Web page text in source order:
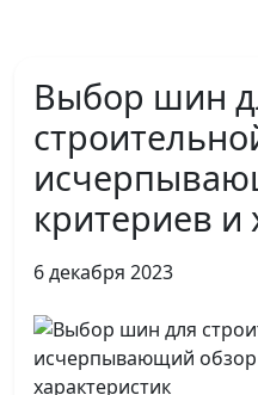
Выбор шин
критериев и
6 декабря 2023